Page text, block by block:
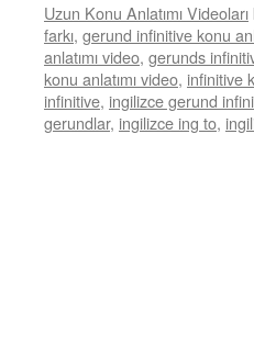
Uzun Konu Anlatımı Videoları
farkı, gerund infinitive konu
anlatımı video, gerunds
konu anlatımı video, infinitive
infinitive, ingilizce gerund
gerundlar, ingilizce ing to,